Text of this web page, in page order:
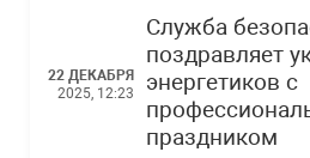
22 ДЕКАБРЯ
2025, 12:23
Служба
поздравляет
энергетиков с
праздником